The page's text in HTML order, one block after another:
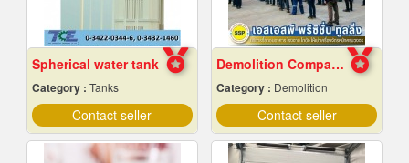
Spherical water tank
Category : Tanks
Contact seller
Demolition Company Samut Prakan
Category : Demolition
Contact seller